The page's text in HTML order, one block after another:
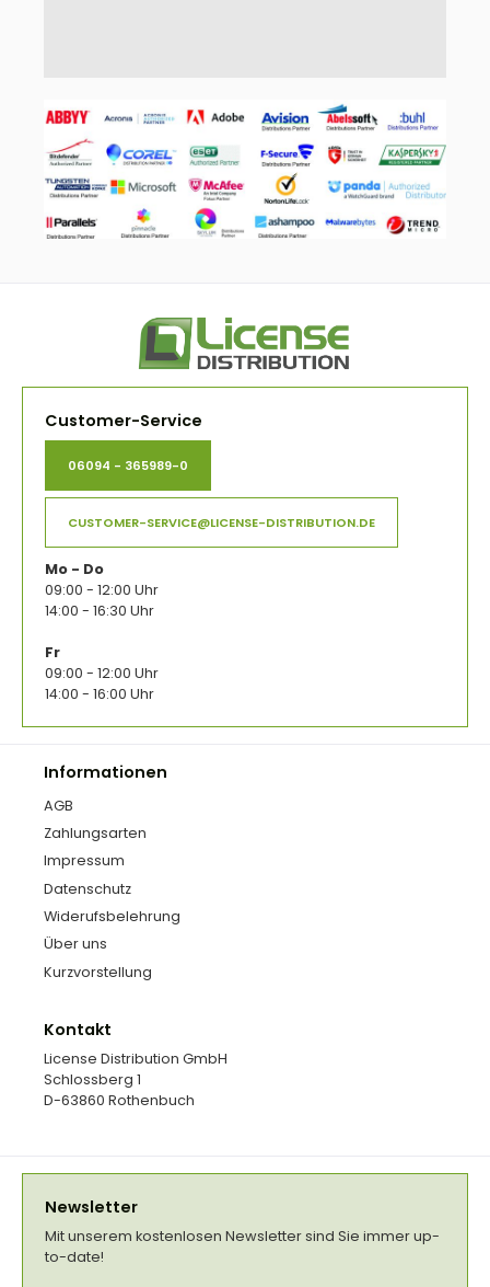
Customer-Service
06094 - 365989-0
CUSTOMER-SERVICE@LICENSE-DISTRIBUTION.DE
Mo - Do
09:00 - 12:00 Uhr
14:00 - 16:30 Uhr
Fr
09:00 - 12:00 Uhr
14:00 - 16:00 Uhr
Informationen
AGB
Zahlungsarten
Impressum
Datenschutz
Widerufsbelehrung
Über uns
Kurzvorstellung
Kontakt
License Distribution GmbH
Schlossberg 1
D-63860 Rothenbuch
Newsletter
Mit unserem kostenlosen Newsletter sind Sie immer up-
to-date!